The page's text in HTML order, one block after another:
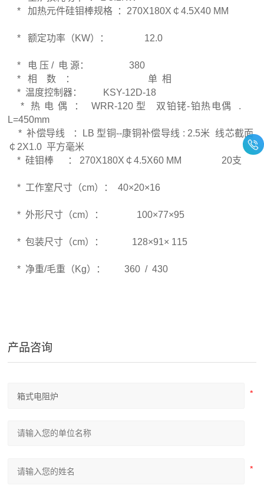
* 加热元件硅钼棒规格 ：270X180X￠4.5X40 MM
* 额定功率（KW）： 12.0
* 电 压 / 电 源： 380
* 相 数 ： 单 相
* 温度控制器： KSY-12D-18
* 热 电 偶 ： WRR-120 型 双铂铑-铂热电偶 .
L=450mm
* 补偿导线 ：LB 型铜--康铜补偿导线 : 2.5米 线芯截面
￠2X1.0 平方毫米
* 硅钼棒 ： 270X180X￠4.5X60 MM 20支
* 工作室尺寸（cm）： 40×20×16
* 外形尺寸（cm）： 100×77×95
* 包装尺寸（cm）： 128×91× 115
* 净重/毛重（Kg）： 360 / 430
产品咨询